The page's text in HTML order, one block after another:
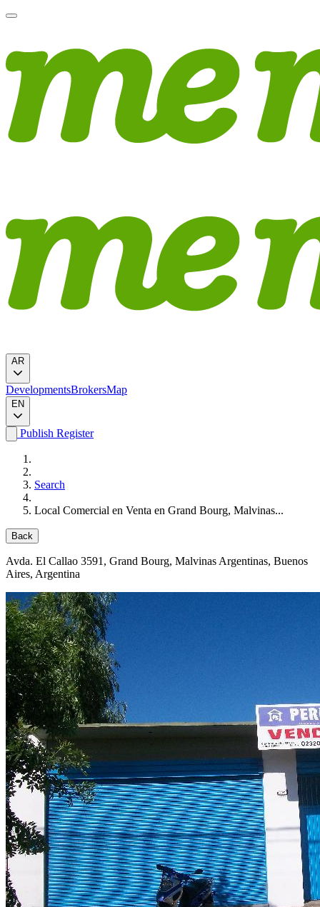
AR
DevelopmentsBrokersMap
EN
Publish Register
Search
Local Comercial en Venta en Grand Bourg, Malvinas...
Back
Avda. El Callao 3591 , Grand Bourg, Malvinas Argentinas, Buenos
Aires, Argentina